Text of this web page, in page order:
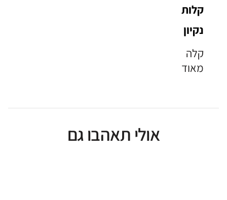
קלות
נקיון
קלה
מאוד
אולי תאהבו גם